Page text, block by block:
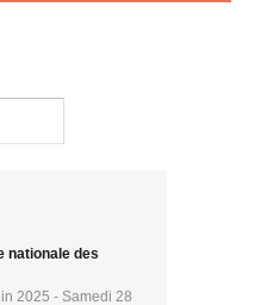
nationale des
2025 - Samedi 28